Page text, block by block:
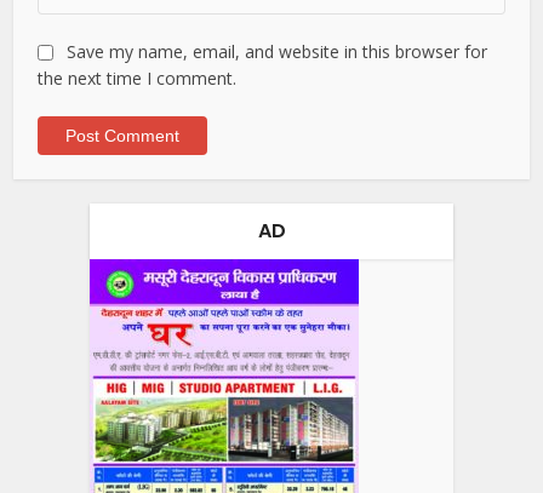
Save my name, email, and website in this browser for
the next time I comment.
AD